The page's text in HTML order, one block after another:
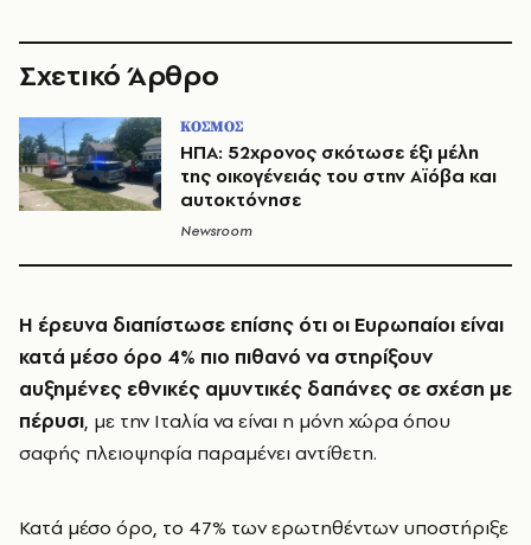
Σχετικό Άρθρο
ΚΟΣΜΟΣ
ΗΠΑ: 52χρονος σκότωσε έξι μέλη
της οικογένειάς του στην Αϊόβα και
αυτοκτόνησε
Newsroom
Η έρευνα διαπίστωσε επίσης ότι οι Ευρωπαίοι είναι
κατά μέσο όρο 4% πιο πιθανό να στηρίξουν
αυξημένες εθνικές αμυντικές δαπάνες σε σχέση με
πέρυσι, με την Ιταλία να είναι η μόνη χώρα όπου
σαφής πλειοψηφία παραμένει αντίθετη.
Κατά μέσο όρο, το 47% των ερωτηθέντων υποστήριξε